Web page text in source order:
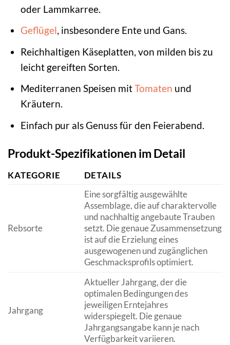
oder Lammkarree.
Geflügel, insbesondere Ente und Gans.
Reichhaltigen Käseplatten, von milden bis zu
leicht gereiften Sorten.
Mediterranen Speisen mitTomaten und
Kräutern.
Einfach pur als Genuss für den Feierabend.
Produkt-Spezifikationen im Detail
KATEGORIE DETAILS
Rebsorte
Eine sorgfältig ausgewählte
Assemblage, die auf charaktervolle
und nachhaltig angebaute Trauben
setzt. Die genaue Zusammensetzung
ist auf die Erzielung eines
ausgewogenen und zugänglichen
Geschmacksprofils optimiert.
Jahrgang
Aktueller Jahrgang, der die
optimalen Bedingungen des
jeweiligen Erntejahres
widerspiegelt. Die genaue
Jahrgangsangabe kann je nach
Verfügbarkeit variieren.